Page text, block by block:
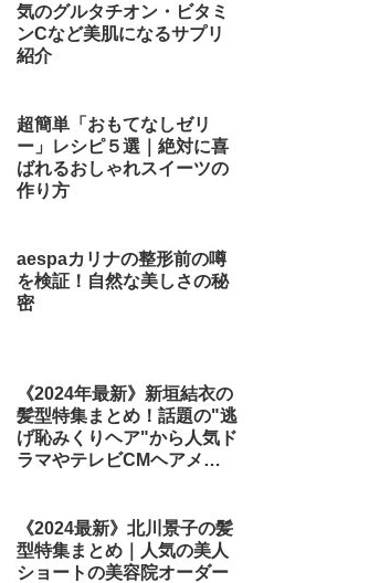
気のグルタチオン・ビタミ
ンCなど美肌になるサプリ
紹介
超簡単「おもてなしゼリ
ー」レシピ５選｜絶対に喜
ばれるおしゃれスイーツの
作り方
aespaカリナの整形前の噂
を検証！自然な美しさの秘
密
《2024年最新》新垣結衣の
髪型特集まとめ！話題の"逃
げ恥みくりヘア"から人気ド
ラマやテレビCMヘアメイ
《2024最新》北川景子の髪
型特集まとめ｜人気の美人
ショートの美容院オーダー